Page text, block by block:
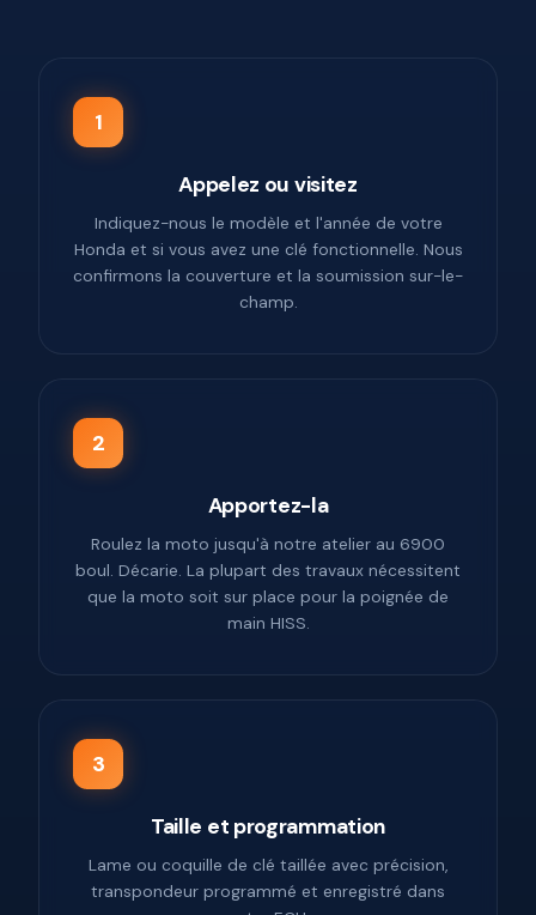
1
Appelez ou visitez
Indiquez-nous le modèle et l'année de votre
Honda et si vous avez une clé fonctionnelle. Nous
confirmons la couverture et la soumission sur-le-
champ.
2
Apportez-la
Roulez la moto jusqu'à notre atelier au 6900
boul. Décarie. La plupart des travaux nécessitent
que la moto soit sur place pour la poignée de
main HISS.
3
Taille et programmation
Lame ou coquille de clé taillée avec précision,
transpondeur programmé et enregistré dans